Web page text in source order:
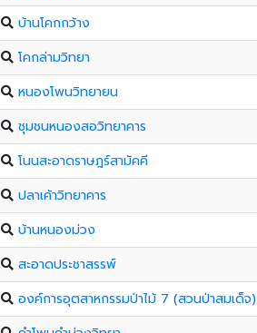
บ้านโคกกว้าง
โคกล่ามวิทยา
หนองโพนวิทยายน
ชุมชนหนองสอวิทยาคาร
โนนสะอาดราษฎร์สามัคคี
ปลาเค้าวิทยาคาร
บ้านหนองม่วง
สะอาดประชาสรรพ์
องค์การอุตสาหกรรมป่าไม้ 7 (สวนป่าสมเด็จ)